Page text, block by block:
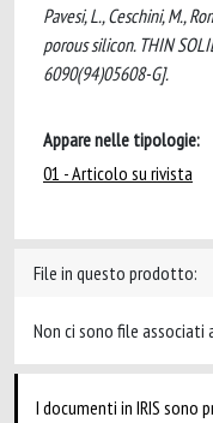
Pavesi, L., Ceschini, M.,
porous silicon. THIN
6090(94)05608-G].
Appare nelle tipologie:
01 - Articolo su rivista
File in questo prodotto:
Non ci sono file
I documenti in IRIS